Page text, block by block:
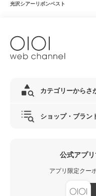
光沢シアーリボンベスト
カテゴリーからさ
ショップ・ブラン
公式アプ
アプリ限定クー